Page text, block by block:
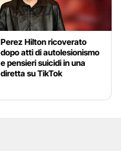
Perez Hilton ricoverato
dopo atti di autolesionismo
e pensieri suicidi in una
diretta su TikTok